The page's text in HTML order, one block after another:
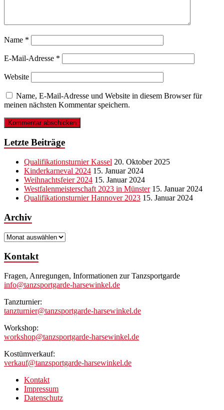
Name *
E-Mail-Adresse *
Website
Name, E-Mail-Adresse und Website in diesem Browser für
meinen nächsten Kommentar speichern.
Letzte Beiträge
Qualifikationsturnier Kassel 20. Oktober 2025
Kinderkarneval 2024 15. Januar 2024
Weihnachtsfeier 2024 15. Januar 2024
Westfalenmeisterschaft 2023 in Münster 15. Januar 2024
Qualifikationsturnier Hannover 2023 15. Januar 2024
Archiv
Archiv
Kontakt
Fragen, Anregungen, Informationen zur Tanzsportgarde
info@tanzsportgarde-harsewinkel.de
Tanzturnier:
tanzturnier@tanzsportgarde-harsewinkel.de
Workshop:
workshop@tanzsportgarde-harsewinkel.de
Kostümverkauf:
verkauf@tanzsportgarde-harsewinkel.de
Kontakt
Impressum
Datenschutz